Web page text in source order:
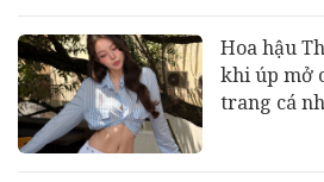
Hoa hậu
khi úp mở
trang cá